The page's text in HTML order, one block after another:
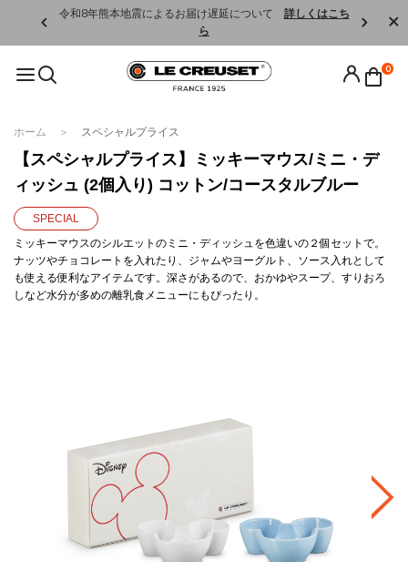
令和8年熊本地震によるお届け遅延について 詳しくはこち
ら
0
ホーム スペシャルプライス
【スペシャルプライス】ミッキーマウス/ミニ・デ
ィッシュ (2個入り) コットン/コースタルブルー
SPECIAL
ミッキーマウスのシルエットのミニ・ディッシュを色違いの２個セットで。
ナッツやチョコレートを入れたり、ジャムやヨーグルト、ソース入れとして
も使える便利なアイテムです。深さがあるので、おかゆやスープ、すりおろ
しなど水分が多めの離乳食メニューにもぴったり。